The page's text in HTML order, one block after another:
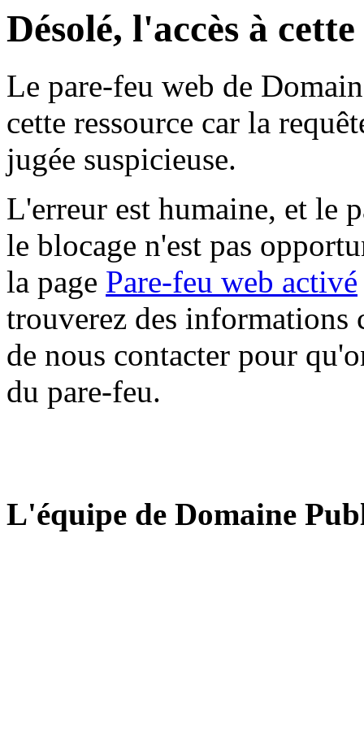
Désolé, l'accès à
Le pare-feu web de
cette ressource car la
jugée suspicieuse.
L'erreur est humaine, et le
le blocage n'est pas
la page Pare-feu web activé
trouverez des informations
de nous contacter pour
du pare-feu.
L'équipe de Domaine